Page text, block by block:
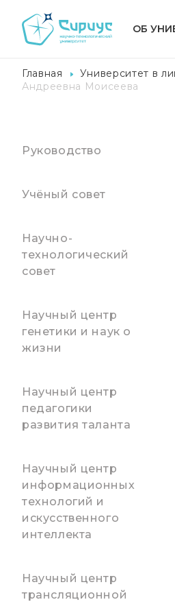
ОБ
Главная Университет в
Андреевна Моисеева
Руководство
Учёный совет
Научно-
технологический
совет
Научный центр
генетики и наук о
жизни
Научный центр
педагогики
развития таланта
Научный центр
информационных
технологий и
искусственного
интеллекта
Научный центр
трансляционной